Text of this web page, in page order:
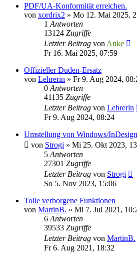
PDF/UA-Konformität erreichen.
von xordrix2 » Mo 12. Mai 2025,
1 Antworten
13124 Zugriffe
Letzter Beitrag von Anke
Fr 16. Mai 2025, 07:59
Offizieller Duden-Ersatz
von Lehrerin » Fr 9. Aug 2024,
0 Antworten
41135 Zugriffe
Letzter Beitrag von Lehrerin
Fr 9. Aug 2024, 08:24
Umstellung von Windows/
von Strogi » Mi 25. Okt 2023,
5 Antworten
27301 Zugriffe
Letzter Beitrag von Strogi
So 5. Nov 2023, 15:06
Tolle verborgene Funktionen
von MartinB. » Mi 7. Jul 2021,
6 Antworten
39533 Zugriffe
Letzter Beitrag von MartinB.
Fr 6. Aug 2021, 18:32